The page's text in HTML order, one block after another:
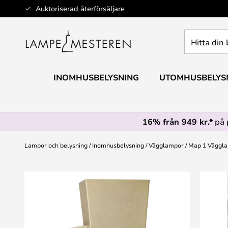
Auktoriserad återförsäljare
Hoppa
till
din
INOMHUSBELYSNING
16% från 949 kr.* på
Lampor och belysning Inomhusbelysning Vägglampor Map 1